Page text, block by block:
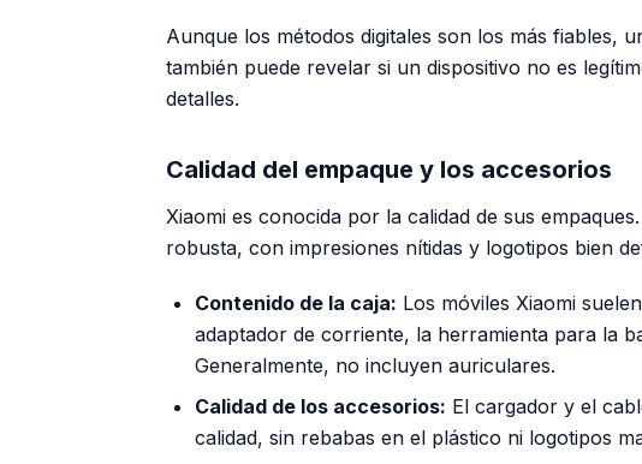
Aunque los métodos digitales son los más fiables,
también puede revelar si un dispositivo no es
detalles.
Calidad del empaque y los accesorios
Xiaomi es conocida por la calidad de sus
robusta, con impresiones nítidas y logotipos bien
Contenido de la caja: Los móviles Xiaomi
adaptador de corriente, la herramienta para la
Generalmente, no incluyen auriculares.
Calidad de los accesorios: El cargador y el
calidad, sin rebabas en el plástico ni logotipos